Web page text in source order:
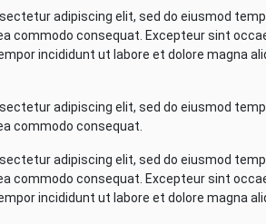
adipiscing elit, sed do eiusmod
commodo consequat. Excepteur sint
incididunt ut labore et dolore magna
adipiscing elit, sed do eiusmod
commodo consequat.
adipiscing elit, sed do eiusmod
commodo consequat. Excepteur sint
incididunt ut labore et dolore magna